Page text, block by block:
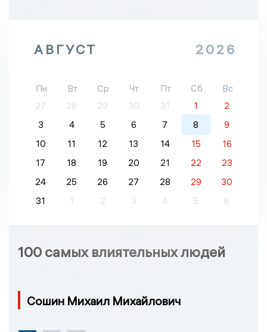
АВГУСТ 2026
Пн Вт Ср Чт Пт Сб
Вс
27
28 29 30 31 1
2
3
4 5 6 7 8
9
10
11 12 13 14 15
16
17
18 19 20 21 22
23
24
25 26 27 28 29
30
31
1 2 3 4 5 6
100 самых влиятельных людей
Сошин Михаил Михайлович